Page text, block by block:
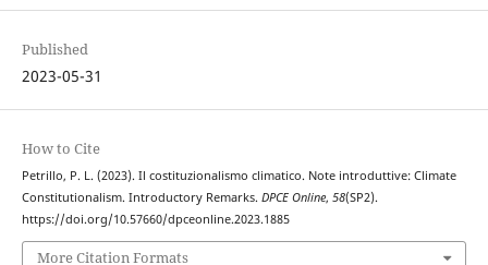
Published
2023-05-31
How to Cite
Petrillo, P. L. (2023). Il costituzionalismo climatico. Note introduttive: Climate
Constitutionalism. Introductory Remarks. DPCE Online, 58(SP2).
https://doi.org/10.57660/dpceonline.2023.1885
More Citation Formats